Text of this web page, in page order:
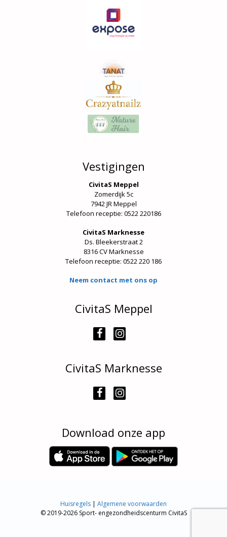
Vestigingen
CivitaS Meppel
Zomerdijk 5c
7942 JR Meppel
Telefoon receptie: 0522 220186
CivitaS Marknesse
Ds. Bleekerstraat 2
8316 CV Marknesse
Telefoon receptie: 0522 220 186
Neem contact met ons op
CivitaS Meppel
CivitaS Marknesse
Download onze app
Huisregels | Algemene voorwaarden
© 2019-2026 Sport- engezondheidscenturm CivitaS